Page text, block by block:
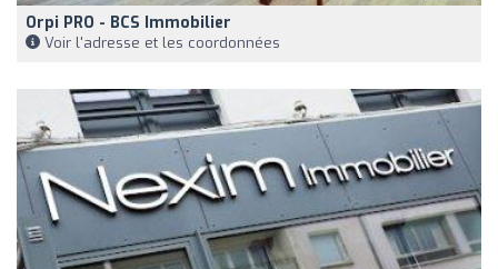
Orpi PRO - BCS Immobilier
Voir l'adresse et les coordonnées